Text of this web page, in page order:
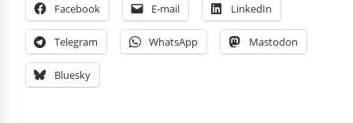
Facebook E-mail LinkedIn
Telegram WhatsApp Mastodon
Bluesky